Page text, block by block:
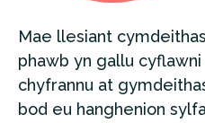
Mae llesiant
phawb yn gallu
chyfrannu at
bod eu hanghenion